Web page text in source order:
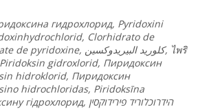
гидрохлорид, Pyridoxini
Clorhidrato de
de pyridoxine,
كلوريد البيريدوكسين , ไพริ
gidroxlorid, Пиридоксин
hidroklorid, Пиридоксин
hidrochloridas, Piridoksīna
гідрохлорид,
הידרוכלוריד פירידוקסין